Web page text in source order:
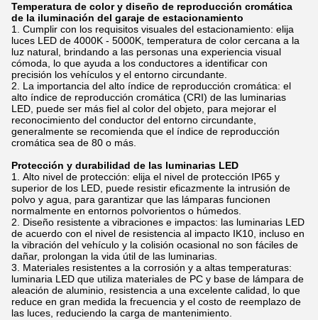
Temperatura de color y diseño de reproducción cromática
de la iluminación del garaje de estacionamiento
Cumplir con los requisitos visuales del estacionamiento: elija
luces LED de 4000K - 5000K, temperatura de color cercana a la
luz natural, brindando a las personas una experiencia visual
cómoda, lo que ayuda a los conductores a identificar con
precisión los vehículos y el entorno circundante.
La importancia del alto índice de reproducción cromática: el
alto índice de reproducción cromática (CRI) de las luminarias
LED, puede ser más fiel al color del objeto, para mejorar el
reconocimiento del conductor del entorno circundante,
generalmente se recomienda que el índice de reproducción
cromática sea de 80 o más.
Protección y durabilidad de las luminarias LED
Alto nivel de protección: elija el nivel de protección IP65 y
superior de los LED, puede resistir eficazmente la intrusión de
polvo y agua, para garantizar que las lámparas funcionen
normalmente en entornos polvorientos o húmedos.
Diseño resistente a vibraciones e impactos: las luminarias LED
de acuerdo con el nivel de resistencia al impacto IK10, incluso en
la vibración del vehículo y la colisión ocasional no son fáciles de
dañar, prolongan la vida útil de las luminarias.
Materiales resistentes a la corrosión y a altas temperaturas:
luminaria LED que utiliza materiales de PC y base de lámpara de
aleación de aluminio, resistencia a una excelente calidad, lo que
reduce en gran medida la frecuencia y el costo de reemplazo de
las luces, reduciendo la carga de mantenimiento.